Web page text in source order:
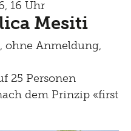
16 Uhr
Mesiti
ohne Anmeldung,
25 Personen
dem Prinzip «first